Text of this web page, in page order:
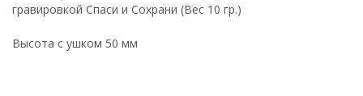
гравировкой Спаси и Сохрани (Вес 10 гр.)
Высота с ушком 50 мм